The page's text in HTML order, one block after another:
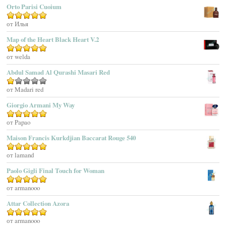
Adam Levine
Adamo Parfum
Adidas
Adolfo Dominguez
Adrienne Vittadini
Aedes De Venustas
Aerin Lauder
Aether
Affinessence
Afnan Perfumes
Agatha Ruiz De La Prada
Agatho Parfum
Agent Provocateur
Agnes B
Agonist
Ahjaar
Orto Parisi Cuoium
Оценка
от Илья
Map of the Heart Black Heart V.2
Оценка5
от welda
Abdul Samad Al Qurashi Masari Red
Оценка
1
из
5
от Madari red
Giorgio Armani My Way
Оценка5
от Papao
Maison Francis Kurkdjian Baccarat Rouge 540
Оценка5из 5
от lamand
Paolo Gigli Final Touch for Woman
Оценка5из 5
от armanooo
Attar Collection Azora
Оценка5из 5
от armanooo